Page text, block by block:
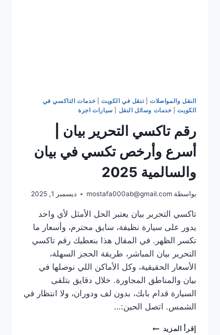
النقل والمواصلات|تنقل في الكويت
خدمات التاكسي في
الكويت| خدمات وسائل النقل سيارات اجرة
رقم تاكسي التحرير بيان |
أسرع وأرخص تكسي في بيان
والسالمية 2025
بواسطة mostafa000ab@gmail.com ديسمبر 1, 2025
تاكسي التحرير بيان يعتبر الحل الأمثل لأي واحد
يدور على سيارة نظيفة، سايق محترم، وأسعار ما
تكسر الظهر. في المقال هذا بنعطيك رقم تاكسي
التحرير بيان المباشر، طريقة الحجز السهلة،
الأسعار الحقيقية، وكل الأماكن اللي نوصلها في
بيان والمناطق المجاورة. خلال دقايق بتلقى
السيارة قدام بابك، بدون لف ودوران، ولا انتظار في
الشمس. اتصل الحين:…
إقرأ المزيد رقم